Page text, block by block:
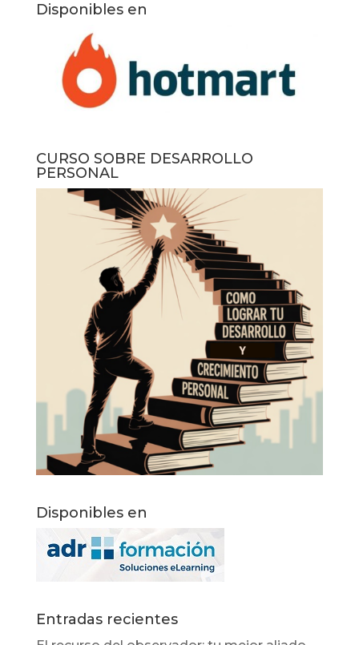
Disponibles en
CURSO SOBRE DESARROLLO
PERSONAL
Disponibles en
Entradas recientes